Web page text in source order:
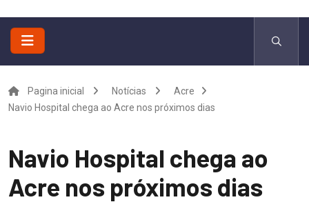
Pagina inicial Notícias
Acre
Navio Hospital chega ao Acre nos próximos dias
Navio Hospital chega ao
Acre nos próximos dias